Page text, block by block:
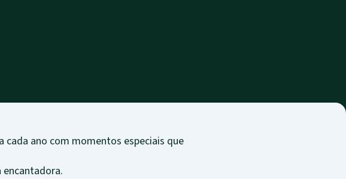
cada ano com momentos especiais que
encantadora.